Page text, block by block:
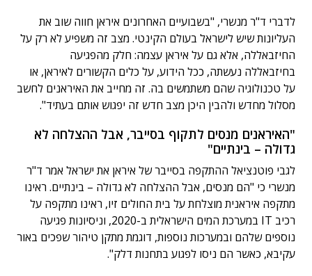
לדברי ד"ר מנשרי, "בשבועיים האחרונים איראן חווה שוב את
העליונות שיש לישראל בעולם הקינטי. מצב זה משפיע לא רק על
החיזבאללה, אלא גם על איראן עצמה: חלק מהפגיעה
בחיזבאללה נעשתה, ככל הידוע, על כלים הקשורים לאיראן, או
על טכנולוגיה שהם משתמשים בה. זה מחייב את האיראנים לחשב
מסלול מחדש ולהבין היכן מצב חדש זה יפגוש אותם בעתיד".
"האיראנים מנסים לתקוף בסייבר, אבל ההצלחה לא
גדולה – בינתיים"
לגבי פוטנציאל ההתקפה בסייבר של איראן את ישראל אמר ד"ר
מנשרי כי "הם מנסים, אבל ההצלחה לא גדולה – בינתיים. ראינו
מתקפה איראנית מוצלחת על בית החולים זיו, ראינו מתקפה על
רכיב IT במערכת המים הישראלית ב-2020, וניסיונות פגיעה
נוספים שלהם ובמערכות נוספות, דוגמת מתקן טיהור שפכים באור
עקיבא, כאשר הם ניסו לפגוע בתחנות דלק".